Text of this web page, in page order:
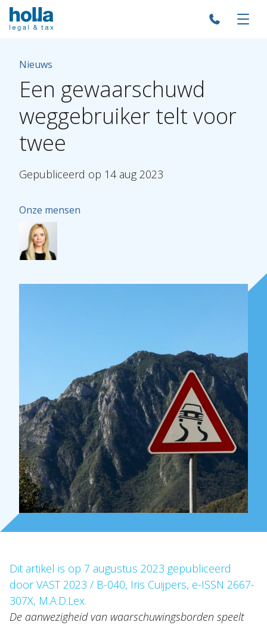
Over Holla
Nieuws
Een gewaarschuwd
weggebruiker telt voor
twee
Gepubliceerd op 14 aug 2023
Onze mensen
Dit artikel is op 7 augustus 2023 gepubliceerd
door VAST 2023 / B-040, Iris Cuijpers, e-ISSN 2667-
307X, M.A.D.Lex.
De aanwezigheid van waarschuwingsborden speelt